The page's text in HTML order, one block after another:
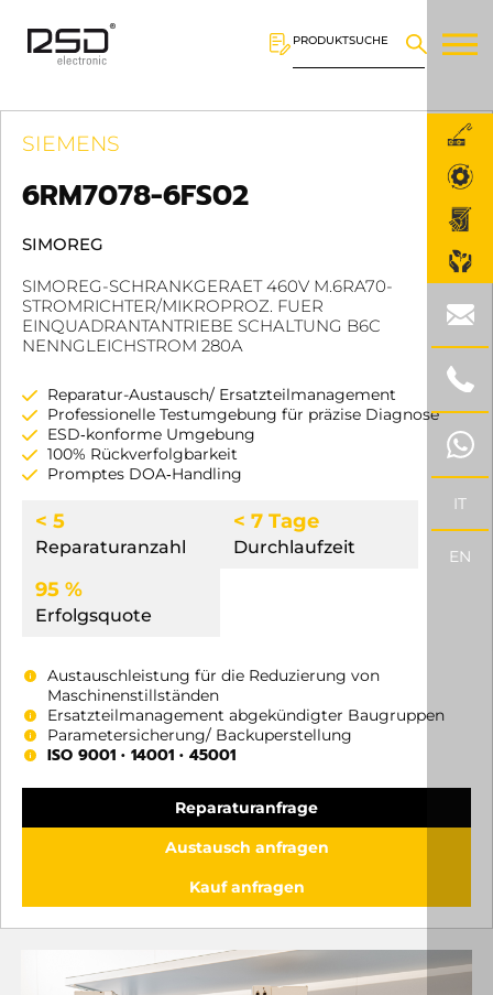
PRODUKTSUCHE
IT
EN
SIEMENS
6RM7078-6FS02
SIMOREG
SIMOREG-SCHRANKGERAET 460V M.6RA70-
STROMRICHTER/MIKROPROZ. FUER
EINQUADRANTANTRIEBE SCHALTUNG B6C
NENNGLEICHSTROM 280A
Reparatur-Austausch/ Ersatzteilmanagement
Professionelle Testumgebung für präzise Diagnose
ESD‑konforme Umgebung
100% Rückverfolgbarkeit
Promptes DOA‑Handling
< 5
Reparaturanzahl
< 7 Tage
Durchlaufzeit
95 %
Erfolgsquote
Austauschleistung für die Reduzierung von
Maschinenstillständen
Ersatzteilmanagement abgekündigter Baugruppen
Parametersicherung/ Backuperstellung
ISO 9001 • 14001 • 45001
Reparaturanfrage
Austausch anfragen
Kauf anfragen